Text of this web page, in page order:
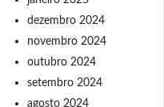
dezembro 2024
novembro 2024
outubro 2024
setembro 2024
agosto 2024